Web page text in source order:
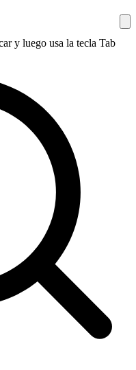
y luego usa la tecla Tab